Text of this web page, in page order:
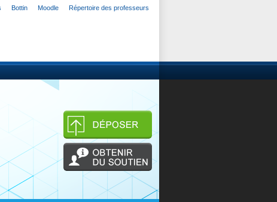
Bottin Moodle Répertoire des professeurs